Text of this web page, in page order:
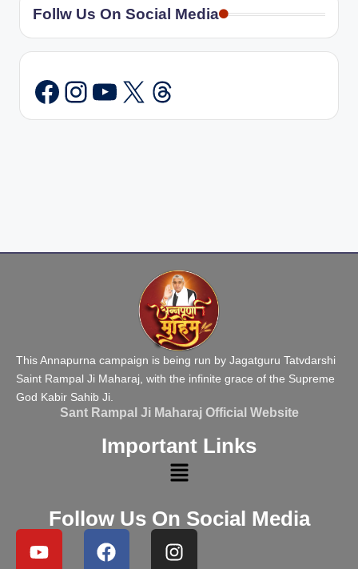
Follw Us On Social Media
Instagram
YouTube
X Threads
This Annapurna campaign is being run by Jagatguru Tatvdarshi
Saint Rampal Ji Maharaj, with the infinite grace of the Supreme
God Kabir Sahib Ji.
Sant Rampal Ji Maharaj Official Website
Important Links
Follow Us On Social Media